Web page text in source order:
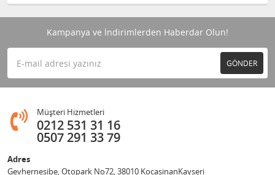
Kampanya ve İndirimlerden Haberdar Olun!
GÖNDER
Müşteri Hizmetleri
0212 531 31 16
0507 291 33 79
Adres
Gevhernesibe, Otopark No72, 38010 KocasinanKayseri